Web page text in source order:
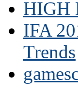
HIGH
IFA
Trends